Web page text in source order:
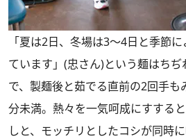
「夏は2日、冬場は3～4日と季節
ています」(忠さん)という麺はち
で、製麺後と茹でる直前の2回手も
分未満。熱々を一気呵成にすする
しと、モッチリとしたコシが同時